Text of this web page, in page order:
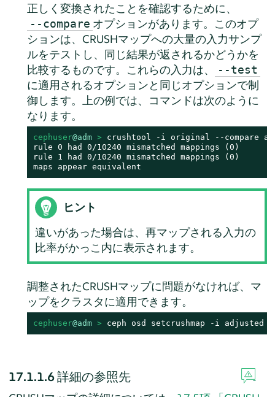
正しく変換されたことを確認するために、
--compare オプションがあります。このオプ
ションは、CRUSHマップへの大量の入力サンプ
ルをテストし、同じ結果が返されるかどうかを
比較するものです。これらの入力は、
--test
に適用されるオプションと同じオプションで制
御します。上の例では、コマンドは次のように
なります。
cephuser@adm > crushtool -i original --compare
rule 0 had 0/10240 mismatched mappings (0)
rule 1 had 0/10240 mismatched mappings (0)
maps appear equivalent
ヒント
違いがあった場合は、再マップされる入力の
比率がかっこ内に表示されます。
調整されたCRUSHマップに問題がなければ、マ
ップをクラスタに適用できます。
cephuser@adm > ceph osd setcrushmap -i adjusted
17.1.1.6詳細の参照先